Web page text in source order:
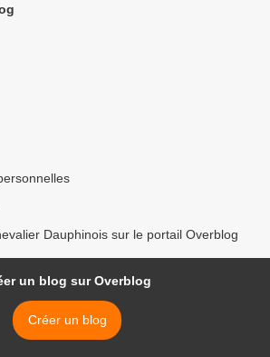
Dauphinois sur le portail Overblog
un blog sur Overblog
Créer un blog